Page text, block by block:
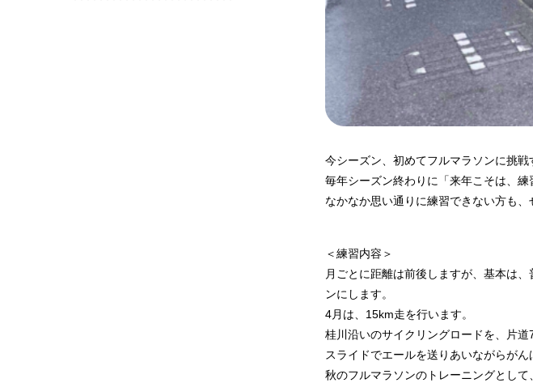
今シーズン、初めてフルマラソンに挑戦
毎年シーズン終わりに「来年こそは、練
なかなか思い通りに練習できない方も、
＜練習内容＞
月ごとに距離は前後しますが、基本は
ンにします。
4月は、15km走を行います。
桂川沿いのサイクリングロードを、片道
スライドでエールを送りあいながらがん
秋のフルマラソンのトレーニングとして